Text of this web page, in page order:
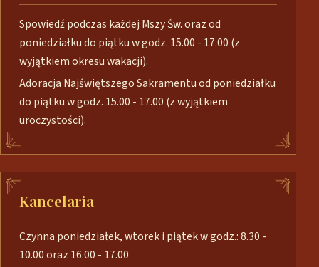
Spowiedź podczas każdej Mszy Św. oraz od
poniedziałku do piątku w godz. 15.00 - 17.00 (z
wyjątkiem okresu wakacji).
Adoracja Najświętszego Sakramentu od poniedziałku
do piątku w godz. 15.00 - 17.00 (z wyjątkiem
uroczystości).
Kancelaria
Czynna poniedziałek, wtorek i piątek w godz.: 8.30 -
10.00 oraz 16.00 - 17.00